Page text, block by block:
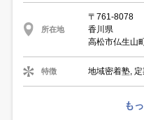
所在地
〒761-8078
香川県
高松市仏生山
特徴 地域密着塾, 定
も